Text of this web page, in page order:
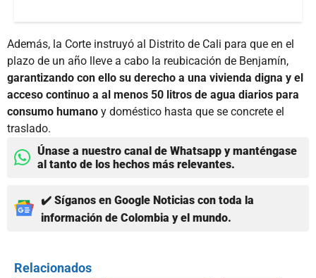
Además, la Corte instruyó al Distrito de Cali para que en el
plazo de un año lleve a cabo la reubicación de Benjamín,
garantizando con ello su derecho a una vivienda digna y el
acceso continuo a al menos 50 litros de agua diarios para
consumo humano y doméstico hasta que se concrete el
traslado.
Únase a nuestro canal de Whatsapp y manténgase
al tanto de los hechos más relevantes.
✔️ Síganos en Google Noticias con toda la
información de Colombia y el mundo.
Relacionados